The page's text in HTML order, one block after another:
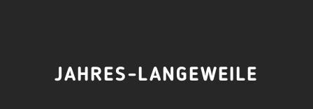
JAHRES-LANGEWEILE